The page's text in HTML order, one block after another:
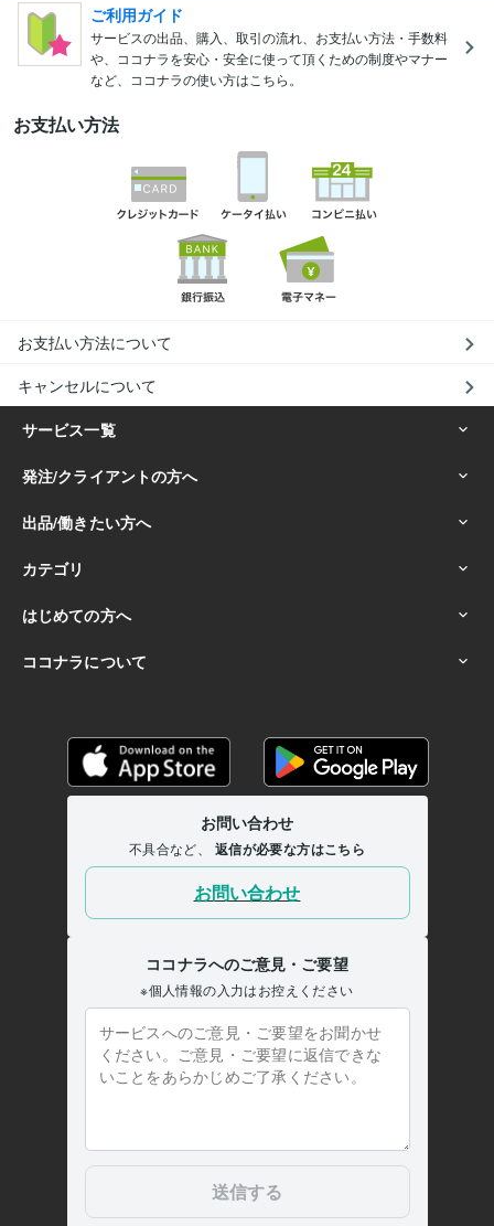
ご利用ガイド
サービスの出品、購入、取引の流れ、お支払い方法・手数料
や、ココナラを安心・安全に使って頂くための制度やマナー
など、ココナラの使い方はこちら。
お支払い方法
お支払い方法について
キャンセルについて